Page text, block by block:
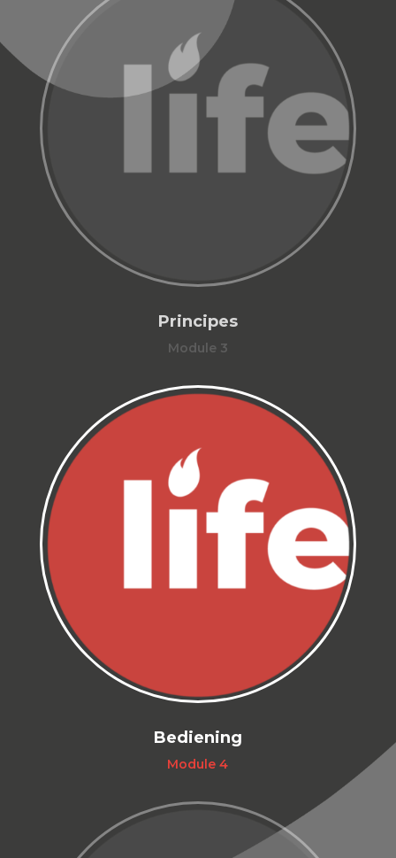
Principes
Module 3
Bediening
Module 4